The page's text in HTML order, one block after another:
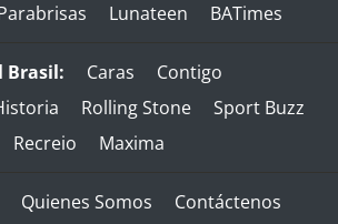
Lunateen BATimes
Brasil: Caras
Contigo
Rolling Stone
Sport Buzz
Recreio
Maxima
Quienes Somos
Contáctenos